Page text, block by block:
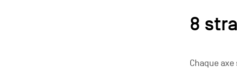
8
Chaque